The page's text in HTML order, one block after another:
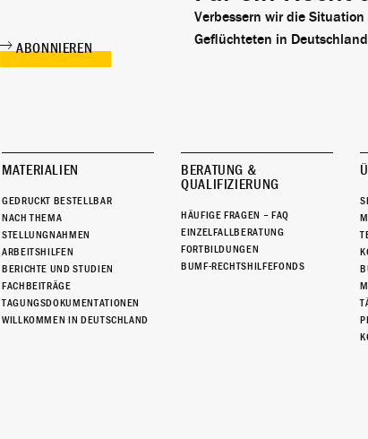
Verbessern wir die Situation
Geflüchteten in
MATERIALIEN
GEDRUCKT BESTELLBAR
NACH THEMA
STELLUNGNAHMEN
ARBEITSHILFEN
BERICHTE UND STUDIEN
FACHBEITRÄGE
TAGUNGSDOKUMENTATIONEN
WILLKOMMEN IN DEUTSCHLAND
BERATUNG &
QUALIFIZIERUNG
HÄUFIGE FRAGEN – FAQ
EINZELFALLBERATUNG
FORTBILDUNGEN
BUMF-RECHTSHILFEFONDS